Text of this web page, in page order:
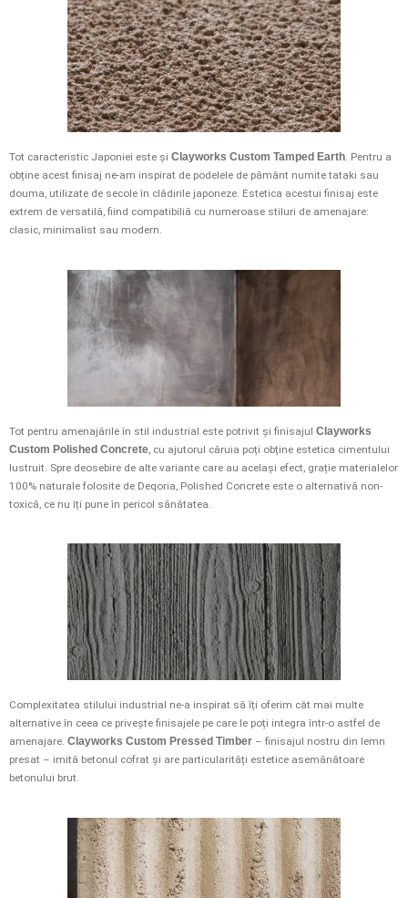
Tot caracteristic Japoniei este și Clayworks Custom Tamped Earth. Pentru a
obține acest finisaj ne-am inspirat de podelele de pământ numite tataki sau
douma, utilizate de secole în clădirile japoneze. Estetica acestui finisaj este
extrem de versatilă, fiind compatibiliă cu numeroase stiluri de amenajare:
clasic, minimalist sau modern.
Tot pentru amenajările în stil industrial este potrivit și finisajul Clayworks
Custom Polished Concrete , cu ajutorul căruia poți obține estetica cimentului
lustruit. Spre deosebire de alte variante care au același efect, grație materialelor
100% naturale folosite de Deqoria, Polished Concrete este o alternativă non-
toxică, ce nu îți pune în pericol sănătatea.
Complexitatea stilului industrial ne-a inspirat să îți oferim cât mai multe
alternative în ceea ce privește finisajele pe care le poți integra într-o astfel de
amenajare. Clayworks Custom Pressed Timber – finisajul nostru din lemn
presat – imită betonul cofrat și are particularități estetice asemănătoare
betonului brut.